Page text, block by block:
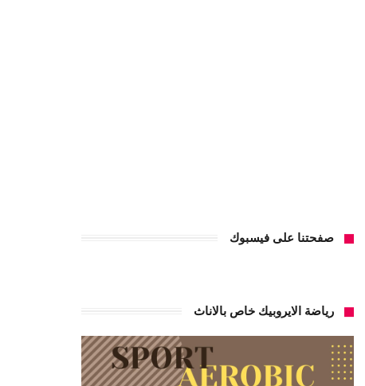
صفحتنا على فيسبوك
رياضة الايروبيك خاص بالاناث